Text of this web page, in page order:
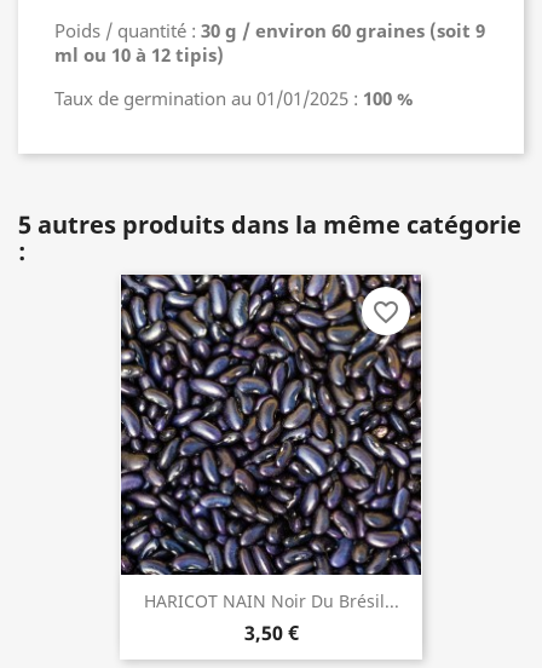
Poids / quantité : 30 g / environ 60 graines (soit 9
ml ou 10 à 12 tipis)
Taux de germination au 01/01/2025 : 100 %
5 autres produits dans la même catégorie
:
HARICOT NAIN Noir Du Brésil...
3,50 €
favorite_border